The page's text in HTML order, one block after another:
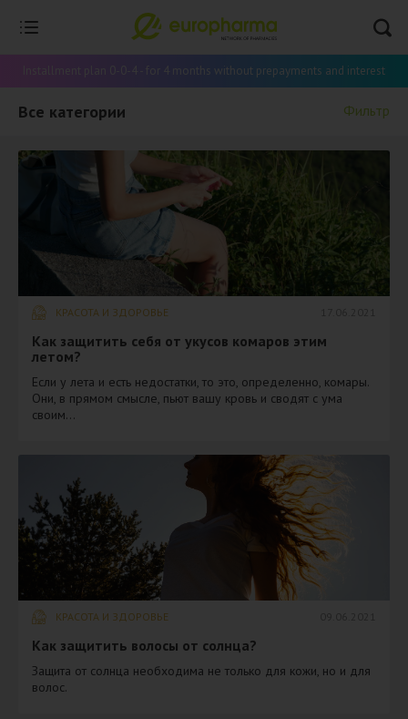
Installment plan 0-0-4 - for 4 months without prepayments and interest
Все категории Фильтр
КРАСОТА И ЗДОРОВЬЕ
​Как защитить себя от укусов комаров этим
летом?
Если у лета и есть недостатки, то это, определенно, комары.
Они, в прямом смысле, пьют вашу кровь и сводят с ума
своим...
КРАСОТА И ЗДОРОВЬЕ
​Как защитить волосы от солнца?
Защита от солнца необходима не только для кожи, но и для
волос.